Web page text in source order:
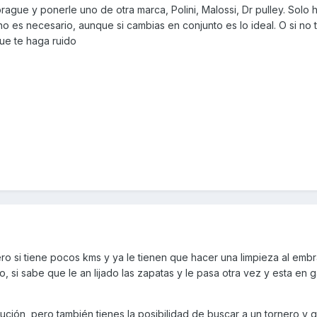
y ponerle uno de otra marca, Polini, Malossi, Dr pulley. Solo
es necesario, aunque si cambias en conjunto es lo ideal. O si no
te haga ruido
si tiene pocos kms y ya le tienen que hacer una limpieza al
si sabe que le an lijado las zapatas y le pasa otra vez y esta en
pero también tienes la posibilidad de buscar a un tornero y